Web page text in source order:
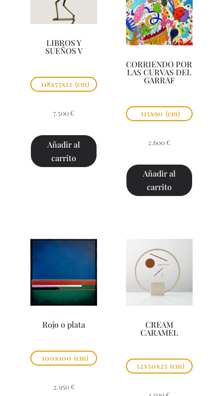
LIBROS Y
SUEÑOS V
118x55x12 (cm)
7.500 €
Añadir al
carrito
CORRIENDO POR
LAS CURVAS DEL
GARRAF
115x90 (cm)
2.600 €
Añadir al
carrito
Rojo o plata
100x100 (cm)
2.950 €
CREAM
CARAMEL
52x50x25 (cm)